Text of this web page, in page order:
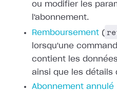
ou modifier les
l'abonnement.
Remboursement (
lorsqu'une
contient les
ainsi que les détails
Abonnement annulé